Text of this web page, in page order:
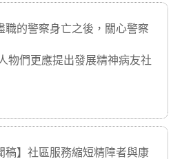
職的警察身亡之後，關心警察
物們更應提出發展精神病友社
稿】社區服務縮短精障者與康